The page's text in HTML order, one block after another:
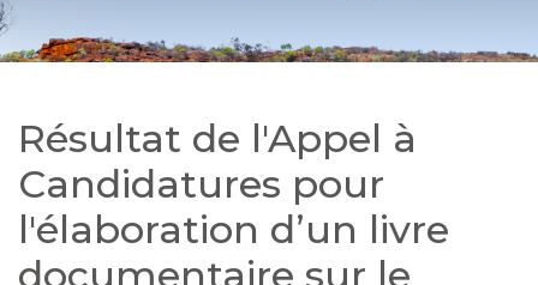
l'élaboration d’un livre
documentaire sur le
changement
climatique en Afrique
Résultat de l'Appel à
Candidatures pour
l'élaboration d’un livre
documentaire sur le